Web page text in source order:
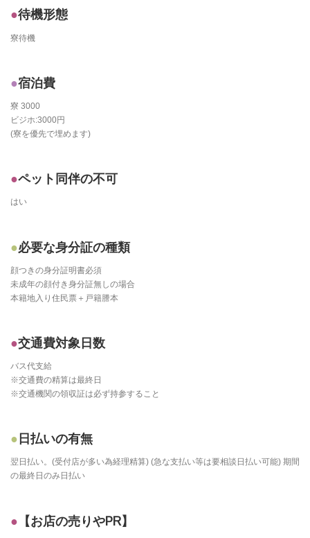
待機形態
寮待機
宿泊費
寮 3000
ビジホ:3000円
(寮を優先で埋めます)
ペット同伴の不可
はい
必要な身分証の種類
顔つきの身分証明書必須
未成年の顔付き身分証無しの場合
本籍地入り住民票＋戸籍謄本
交通費対象日数
バス代支給
※交通費の精算は最終日
※交通機関の領収証は必ず持参すること
日払いの有無
翌日払い。(受付店が多い為経理精算) (急な支払い等は要相談日払い可能) 期間
の最終日のみ日払い
【お店の売りやPR】